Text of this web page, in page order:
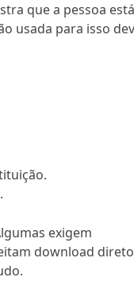
que a pessoa
usada para isso
exigem
download direto